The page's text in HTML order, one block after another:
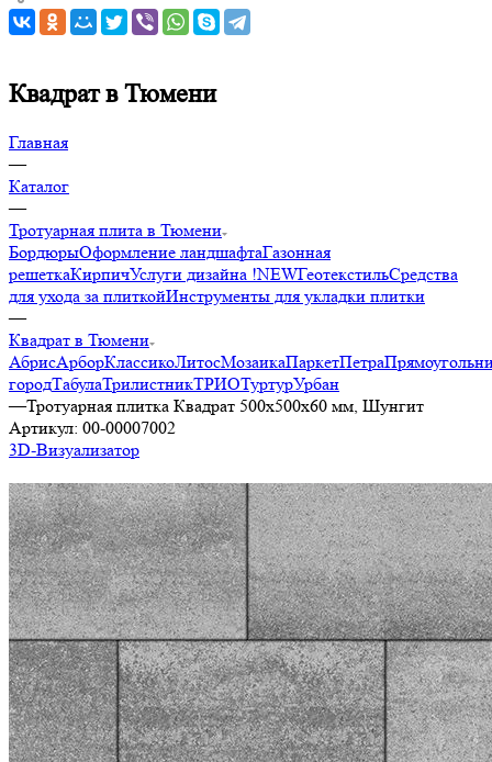
Квадрат в Тюмени
Главная
—
Каталог
—
Тротуарная плита в Тюмени
БордюрыОформление ландшафтаГазонная
решеткаКирпичУслуги дизайна !NEWГеотекстильСредства
для ухода за плиткойИнструменты для укладки плитки
—
Квадрат в Тюмени
АбрисАрборКлассикоЛитосМозаикаПаркетПетра
городТабулаТрилистникТРИОТуртурУрбан
—Тротуарная плитка Квадрат 500х500х60 мм, Шунгит
Артикул: 00-00007002
3D-Визуализатор